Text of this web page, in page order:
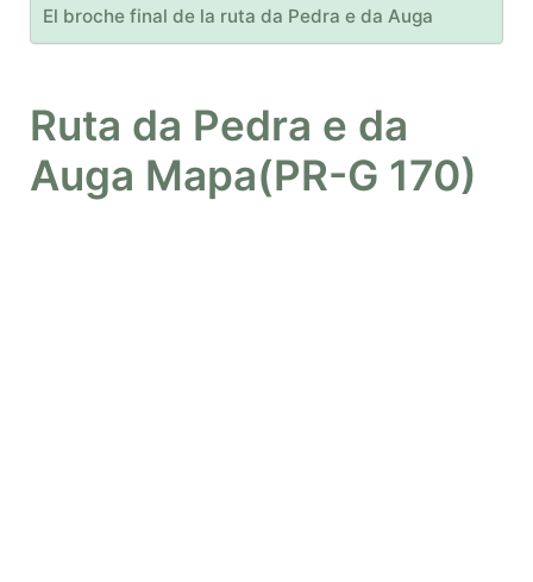
El broche final de la ruta da Pedra e da Auga
Ruta da Pedra e da
Auga Mapa(PR-G 170)